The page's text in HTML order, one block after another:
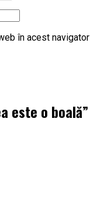
în acest
este o